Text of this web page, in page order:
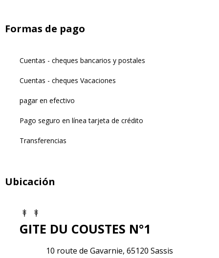
Formas de pago
Cuentas - cheques bancarios y postales
Cuentas - cheques Vacaciones
pagar en efectivo
Pago seguro en línea tarjeta de crédito
Transferencias
Ubicación
GITE DU COUSTES N°1
10 route de Gavarnie, 65120 Sassis